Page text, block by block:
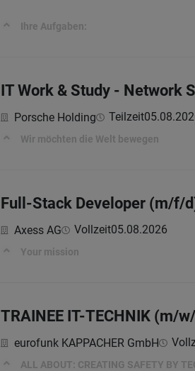
Ihre Aufgaben:
IT Work & Study - Network
Porsche Holding Teilzeit
Wir möchten die Welt bewegen
Full-Stack Developer (m/f/
Axess AG Vollzeit05.08.2026
Your mission
TRAINEE IT-TECHNIK (m/
eurofunk KAPPACHER GmbH
ALL ABOUT: CREATING SAFETY BY